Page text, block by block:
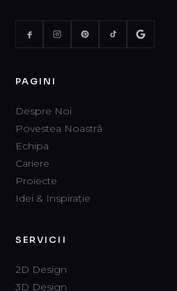
PAGINI
Despre Noi
Povestea Noastră
Echipa
Cariere
Proiecte
Idei & Inspirație
SERVICII
2D Design
3D Design